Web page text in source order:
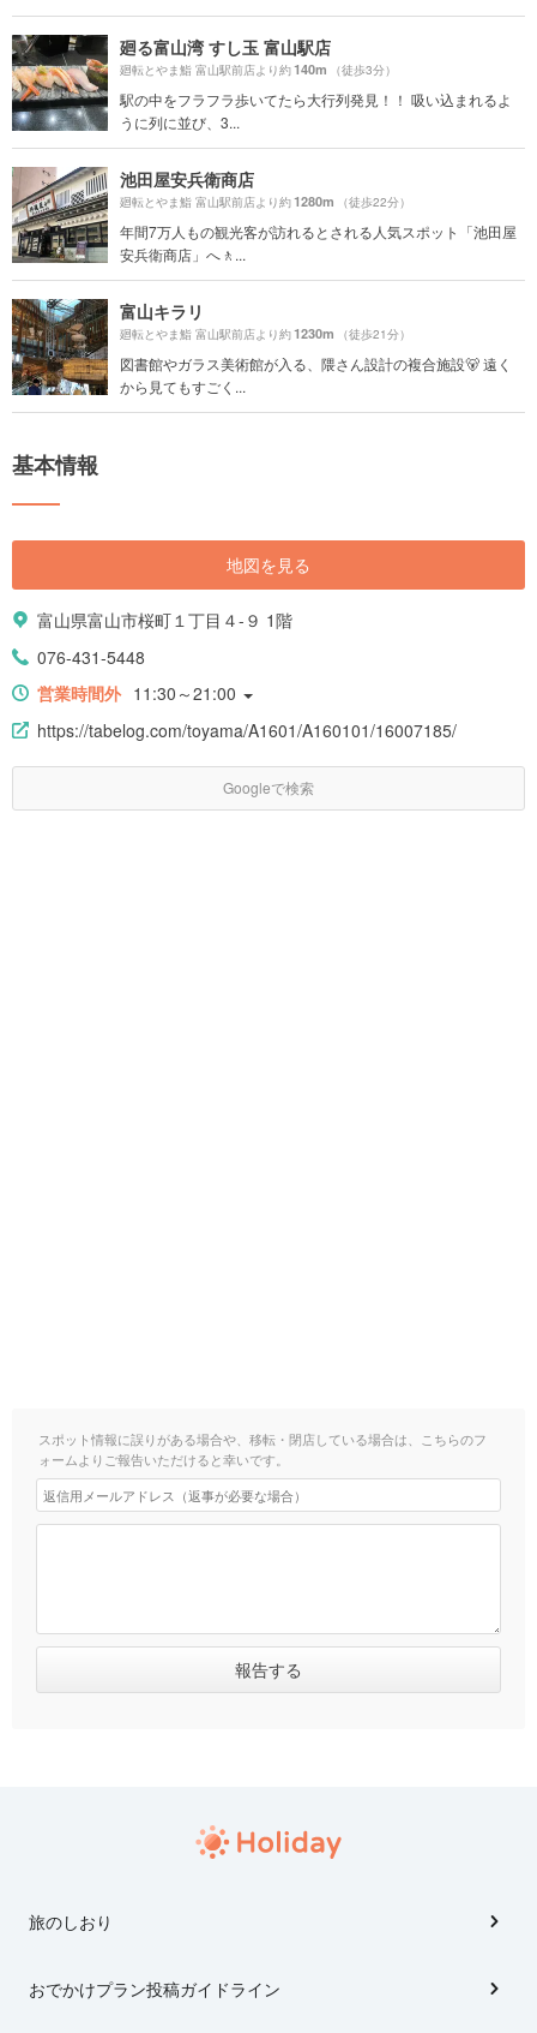
廻る富山湾 すし玉 富山駅店
廻転とやま鮨 富山駅前店より約140m （徒歩3分）
駅の中をフラフラ歩いてたら大行列発見！！ 吸い込まれるよ
うに列に並び、3...
池田屋安兵衛商店
廻転とやま鮨 富山駅前店より約1280m （徒歩22分）
年間7万人もの観光客が訪れるとされる人気スポット「池田屋
安兵衛商店」へ🚶...
富山キラリ
廻転とやま鮨 富山駅前店より約1230m （徒歩21分）
図書館やガラス美術館が入る、隈さん設計の複合施設🐻 遠く
から見てもすごく...
基本情報
地図を見る
富山県富山市桜町１丁目４-９ 1階
076-431-5448
営業時間外 11:30～21:00
https://tabelog.com/toyama/A1601/A160101/16007185/
Googleで検索
スポット情報に誤りがある場合や、移転・閉店している場合は、こちらのフ
ォームよりご報告いただけると幸いです。
旅のしおり
おでかけプラン投稿ガイドライン